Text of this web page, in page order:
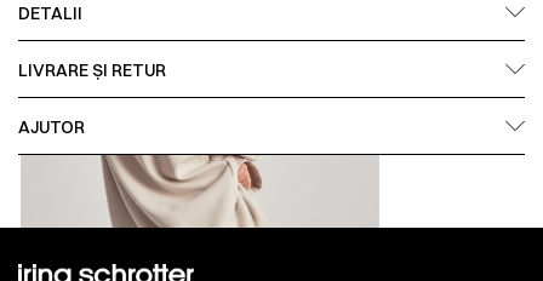
DETALII
LIVRARE ȘI RETUR
AJUTOR